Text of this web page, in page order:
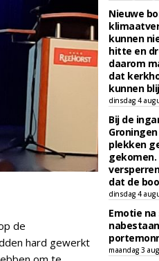
de
hard gewerkt
Nieuwe
kunnen
hitte en
daarom
dat
kunnen
dinsdag 4
Bij de
plekken
dat de
dinsdag 4
Emotie
maandag 3